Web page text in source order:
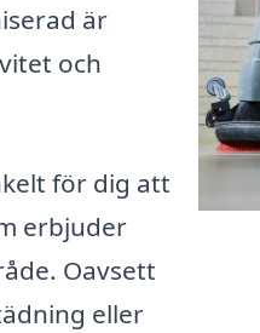
är
och
för dig att
erbjuder
Oavsett
eller